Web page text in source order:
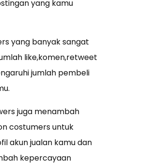
yang kamu
yang banyak sangat
like,komen,retweet
jumlah pembeli
juga menambah
costumers untuk
akun jualan kamu dan
kepercayaan